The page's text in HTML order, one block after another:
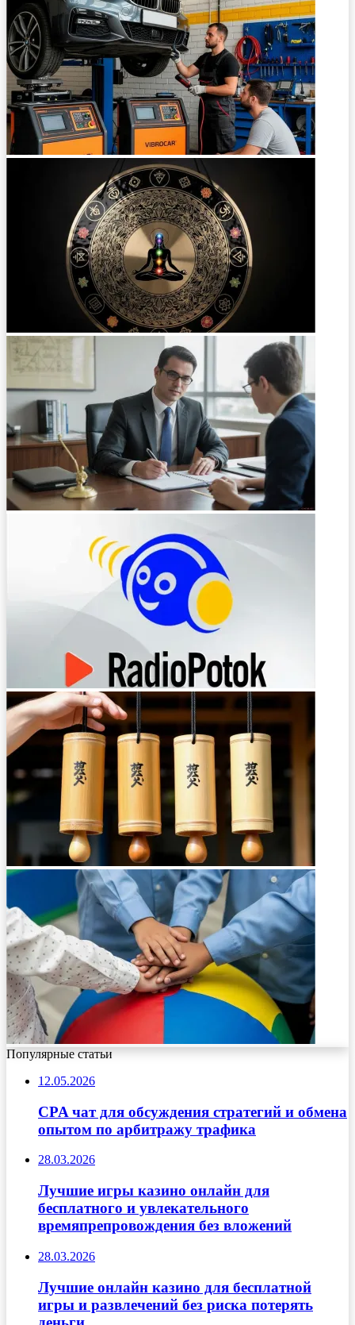
Популярные статьи
12.05.2026
CPA чат для обсуждения стратегий и обмена
опытом по арбитражу трафика
28.03.2026
Лучшие игры казино онлайн для
бесплатного и увлекательного
времяпрепровождения без вложений
28.03.2026
Лучшие онлайн казино для бесплатной
игры и развлечений без риска потерять